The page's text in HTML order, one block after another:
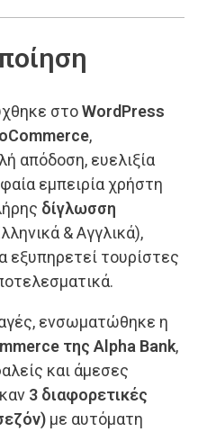
στοWordPress
,
απόδοση, ευελιξία
εμπειρία χρήστη
δίγλωσση
& Αγγλικά),
εξυπηρετεί τουρίστες
ενσωματώθηκε η
της Alpha Bank,
και άμεσες
3 διαφορετικές
με αυτόματη